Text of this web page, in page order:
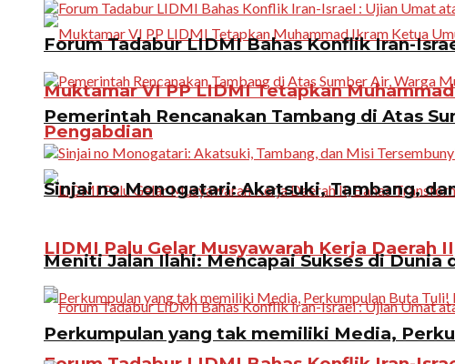
Muktamar VI PP LIDMI Tetapkan
Pengabdian
LIDMI Palu Gelar Musyawarah Kerja Daerah
Forum Tadabur LIDMI Bahas Konflik Iran-
Pemerintah Rencanakan Tambang di Atas
Sinjai no Monogatari: Akatsuki, Tambang,
Meniti Jalan Ilahi: Mencapai Sukses di Dunia
Perkumpulan yang tak memiliki Media,